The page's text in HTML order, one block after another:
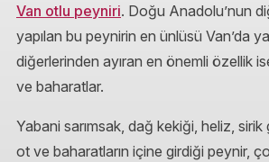
Van otlu peyniri. Doğu Anadolu’nun
yapılan bu peynirin en ünlüsü Van’da
diğerlerinden ayıran en önemli özellik
ve baharatlar.
Yabani sarımsak, dağ kekiği, heliz,
ot ve baharatların içine girdiği peynir,